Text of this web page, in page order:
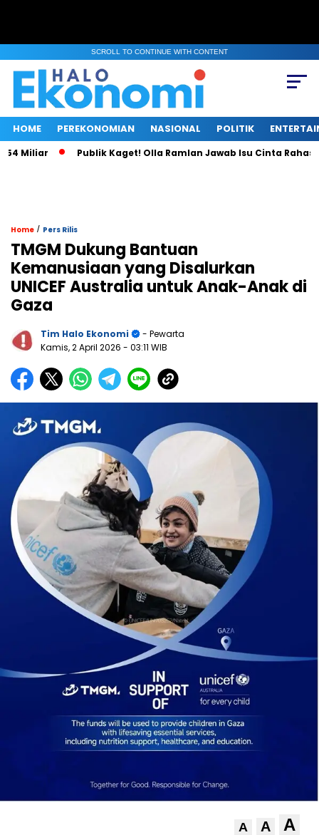
SCROLL TO CONTINUE WITH CONTENT
HOME PEREKONOMIAN NASIONAL POLITIK
Publik Kaget! Olla Ramlan Jawab Isu Cinta Rahasia
Home / Pers Rilis
TMGM Dukung Bantuan
Kemanusiaan yang Disalurkan
UNICEF Australia untuk Anak-Anak di
Gaza
Tim Halo Ekonomi
- Pewarta
Kamis, 2 April 2026 - 03:11 WIB
A A A